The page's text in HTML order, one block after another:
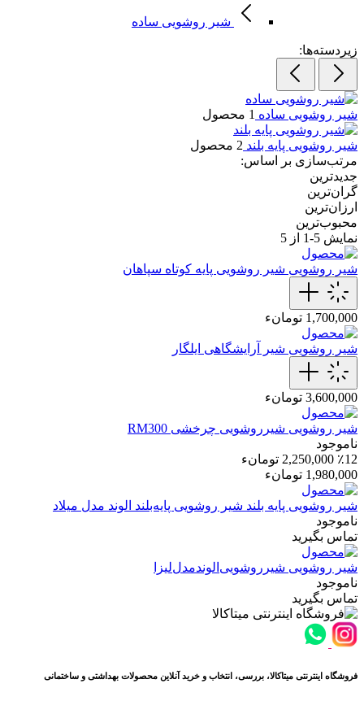
شیر روشویی ساده
زیردسته‌ها:
شیر روشویی ساده 1 محصول
شیر روشویی پایه بلند 2 محصول
مرتب‌سازی بر اساس:
جدیدترین
گران‌ترین
ارزان‌ترین
محبوب‌ترین
نمایش 5-1 از 5
شیر روشویی شیر روشویی پایه کوتاه سپاهان
1,700,000 تومانء
شیر روشویی شیر آرایشگاهی ایلگار
3,600,000 تومانء
شیر روشویی شیر‌روشویی چرخشی RM300
ناموجود
٪12 2,250,000 تومانء
1,980,000 تومانء
شیر روشویی پایه بلند شیر روشویی پایه‌بلند الوند مدل میلاد
ناموجود
تماس بگیرید
شیر روشویی شیر‌‌روشویی‌الوند‌مدل‌لیزا
ناموجود
تماس بگیرید
فروشگاه اینترنتی میتاکالا، بررسی، انتخاب و خرید آنلاین محصولات بهداشتی و ساختمانی